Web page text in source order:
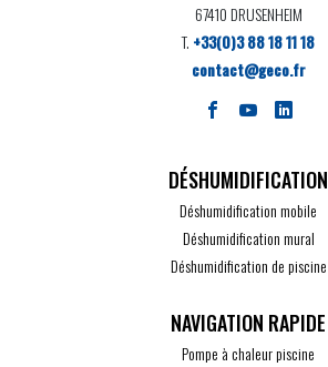
67410 DRUSENHEIM
T. +33(0)3 88 18 11 18
contact@geco.fr
DÉSHUMIDIFICATION
Déshumidification mobile
Déshumidification mural
Déshumidification de piscine
Pompe à chaleur piscine